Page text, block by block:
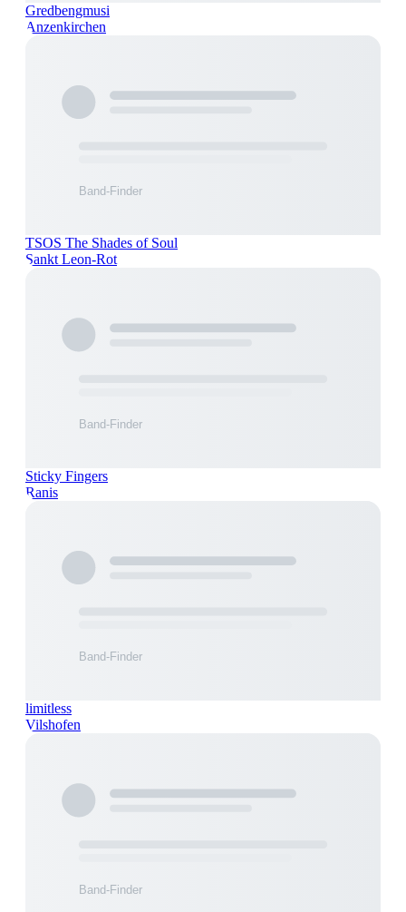
Gredbengmusi
Anzenkirchen
TSOS The Shades of Soul
Sankt Leon-Rot
Sticky Fingers
Ranis
limitless
Vilshofen